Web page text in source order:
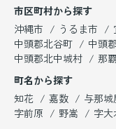
市区町村から探す
沖縄市
うるま市
中頭郡北谷町
中頭
中頭郡北中城村
那
町名から探す
知花
嘉数 与那城
字前原
野嵩 字大